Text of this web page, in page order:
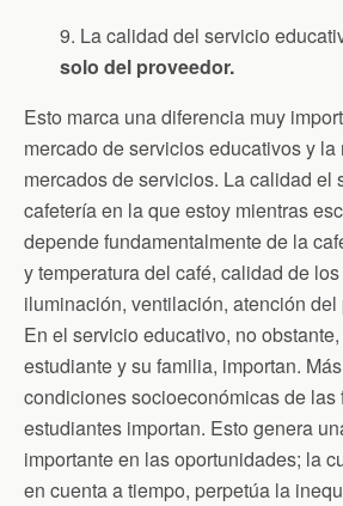
9. La calidad del servicio
solo del proveedor.
Esto marca una diferencia muy
mercado de servicios educativos y la
mercados de servicios. La calidad el
cafetería en la que estoy mientras
depende fundamentalmente de la
y temperatura del café, calidad de
iluminación, ventilación, atención del
En el servicio educativo, no
estudiante y su familia, importan.
condiciones socioeconómicas de las
estudiantes importan. Esto genera
importante en las oportunidades; la
en cuenta a tiempo, perpetúa la